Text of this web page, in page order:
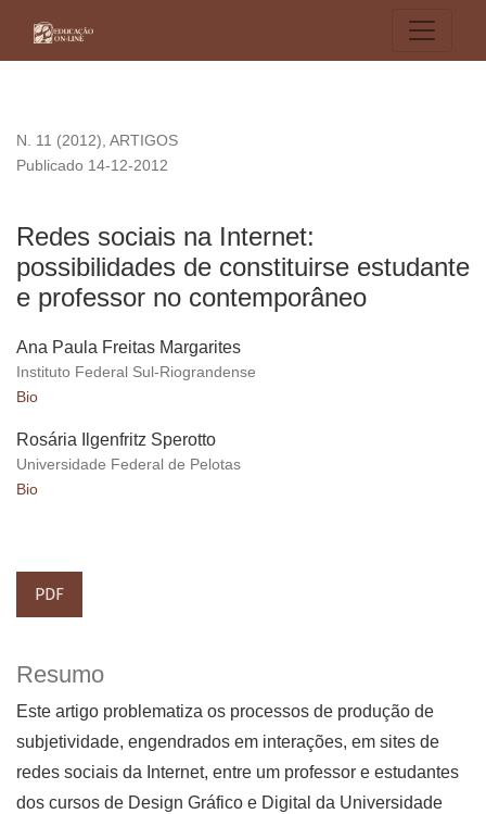
N. 11 (2012), ARTIGOS
Redes sociais na Internet:
possibilidades de constituirse estudante
e professor no contemporâneo
Publicado 14-12-2012
Ana Paula Freitas Margarites
Instituto Federal Sul-Riograndense
Bio
Rosária Ilgenfritz Sperotto
Universidade Federal de Pelotas
Bio
PDF
Resumo
Este artigo problematiza os processos de produção de
subjetividade, engendrados em interações, em sites de
redes sociais da Internet, entre um professor e estudantes
dos cursos de Design Gráfico e Digital da Universidade